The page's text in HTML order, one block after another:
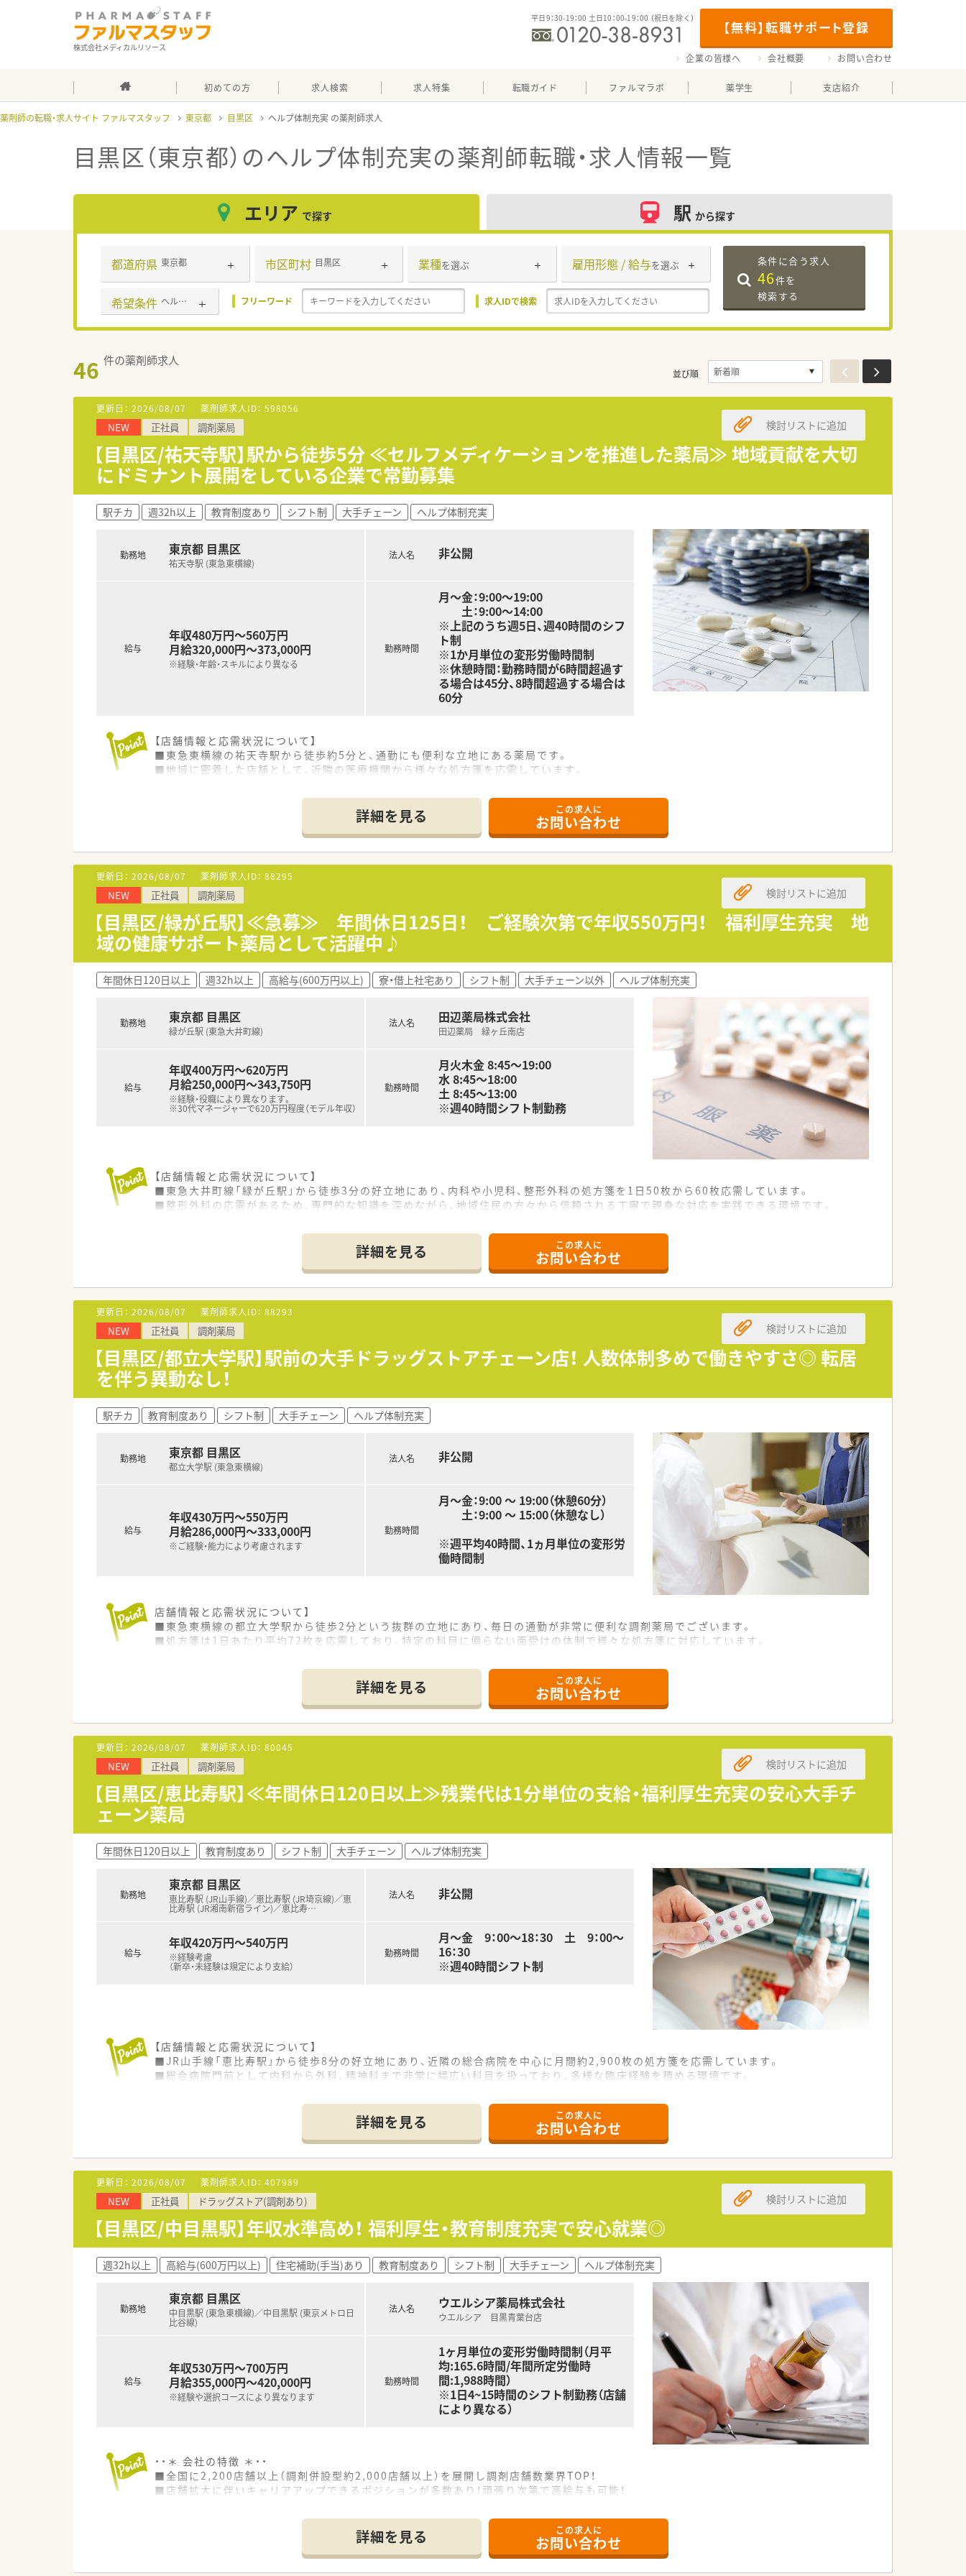
株式会社メディカルリソース
【無料】転職サポート登録
平日9：30-19：00 土日10：00-19：00 （祝日を除く）
企業の皆様へ 会社概要 お問い合わせ
初めての方 求人検索 求人特集 転職ガイド ファルマラボ 薬学生 支店紹介
薬剤師の転職・求人サイト ファルマスタッフ 東京都 目黒区 ヘルプ体制充実
目黒区（東京都）のヘルプ体制充実の薬剤師転職・求人情報一覧
エリア で探す 駅 から探す
都道府県 東京都 市区町村 目黒区 業種を選ぶ 雇用形態 / 給与を選ぶ
希望条件 ヘルプ体制充実 フリーワード 求人IDで検索
条件に合う求人
46件を
検索する
46 件の薬剤師求人
並び順
更新日： 2026/08/07 薬剤師求人ID： 598056
NEW 正社員 調剤薬局
【目黒区/祐天寺駅】駅から徒歩5分 ≪セルフメディケーションを推進した薬局≫ 地域貢献を大切
にドミナント展開をしている企業で常勤募集
検討リストに追加
駅チカ 週32h以上 教育制度あり シフト制 大手チェーン ヘルプ体制充実
勤務地 東京都 目黒区
祐天寺駅 (東急東横線)
給与
年収480万円～560万円
月給320,000円～373,000円
※経験・年齢・スキルにより異なる
法人名 非公開
勤務時間
月～金：9:00～19:00
土：9:00～14:00
※上記のうち週5日、週40時間のシフ
ト制
※1か月単位の変形労働時間制
※休憩時間：勤務時間が6時間超過す
る場合は45分、8時間超過する場合は
60分
【店舗情報と応需状況について】
■東急東横線の祐天寺駅から徒歩約5分と、通勤にも便利な立地にある薬局です。
■地域に密着した店舗として、近隣の医療機関から様々な処方箋を応需しています。
■店舗の体制強化を目的とした欠員補充として、新たな仲間を1名募集しております。
■患者様の立場に立ち、思いやりを持って丁寧なコミュニケーションが取れる方です。
■チームワークを大切にし、何事にも向上心を持って前向きに取り組める方を歓迎します。
【勤務実態について】
■1人あたりの処方箋枚数は約20枚ほどと、ゆとりをもって勤務いただけます。
■残業代は1分単位で支給され、サービス残業がないよう会社全体で取り組んでいます。
■お子様が小学校3年生を終了するまで時短勤務を延長でき、子育ても安心です。
【想定されるキャリアイメージ】
■患者様から「この人から薬をもらいたい」と頼られる薬剤師を目指すことができます。
■地域に密着した薬局で、患者様の最も身近な健康の相談役として活躍していけます。
詳細を見る この求人に
お問い合わせ
更新日： 2026/08/07 薬剤師求人ID： 88295
NEW 正社員 調剤薬局
【目黒区/緑が丘駅】≪急募≫ 年間休日125日！ ご経験次第で年収550万円！ 福利厚生充実 地
域の健康サポート薬局として活躍中♪
検討リストに追加
年間休日120日以上 週32h以上 高給与(600万円以上) 寮・借上社宅あり シフト制 大手チェーン以外 ヘルプ体制充実
勤務地 東京都 目黒区
緑が丘駅 (東急大井町線)
給与
年収400万円～620万円
月給250,000円～343,750円
※経験・役職により異なります。
※30代マネージャーで620万円程度（モデル年収）
法人名 田辺薬局株式会社
田辺薬局 緑ヶ丘南店
勤務時間
月火木金 8:45～19:00
水 8:45～18:00
土 8:45～13:00
※週40時間シフト制勤務
【店舗情報と応需状況について】
■東急大井町線「緑が丘駅」から徒歩3分の好立地にあり、内科や小児科、整形外科の処方箋を1日50枚から60枚応需しています。
■整形外科の応需があるため、専門的な知識を深めながら、地域住民の方々から信頼される丁寧で親身な対応を実践できる環境です。
■今回は欠員補充に伴う募集であり、特に在宅業務に対して前向きに取り組む意欲があり、周囲との調和を大切にできる方を求めます。
■個人の在宅経験があれば歓迎しており、将来的に管理薬剤師として店舗運営に携わりたいという熱意のある方を高く評価いたします。
■会社成長のために自身の役割を限定せず、あらゆる業務に主体性を持って取り組める、組織人としての意識が高い方を募集していま
す。
【求人情報について】
■年間休日は125日と業界内でも非常に多く設定されており、週休2日制をベースにメリハリをつけた働き方を実現することが可能で
す。
■年収は420万円から550万円の間で経験を考慮し決定され、月額基本給の14ヶ月分をベースとした年俸制を採用しております。
■住宅手当や借り上げ社宅制度など、生活を支える福利厚生が手厚く、遠方からの入職を検討されている方へのサポートも万全です。
【勤務実態について】
■平均残業時間は月7時間程度と少なく、15分単位で残業代が支給されるため、時間外労働の管理も徹底されており非常に健全です。
■有給休暇は入社3ヶ月後から付与され、店舗間の応援体制が整っているため取得率も高く、長期連休の相談もしやすい職場環境です。
■産休・育休の取得率は女性で100％を誇り、時短勤務制度の活用により多くのパパ・ママ薬剤師が第一線で活躍し続けています。
詳細を見る この求人に
お問い合わせ
更新日： 2026/08/07 薬剤師求人ID： 88293
NEW 正社員 調剤薬局
【目黒区/都立大学駅】駅前の大手ドラッグストアチェーン店！ 人数体制多めで働きやすさ◎ 転居
を伴う異動なし！
検討リストに追加
駅チカ 教育制度あり シフト制 大手チェーン ヘルプ体制充実
勤務地 東京都 目黒区
都立大学駅 (東急東横線)
給与
年収430万円～550万円
月給286,000円～333,000円
※ご経験・能力により考慮されます
法人名 非公開
勤務時間
月～金：9:00 ～ 19:00（休憩60分）
土：9:00 ～ 15:00（休憩なし）
※週平均40時間、1ヵ月単位の変形労
働時間制
店舗情報と応需状況について】
■東急東横線の都立大学駅から徒歩2分という抜群の立地にあり、毎日の通勤が非常に便利な調剤薬局でございます。
■処方箋は1日あたり平均72枚を応需しており、特定の科目に偏らない面受けの体制で様々な処方箋に対応しています。
■今後のさらなるサービス向上と店舗体制強化を見据えて、正社員として活躍していただける薬剤師を増員募集いたします。
■今回の募集では調剤業務の経験がある方を対象としており、即戦力として周囲と協力しながら勤務できる方を求めています。
■患者様に対して誠実に向き合い、地域の健康を支える医療人として自発的に行動できる方からのご応募をお待ちしています。
【職場環境と雰囲気】
■1薬局あたりの薬剤師数が平均5.5人と手厚く配置されており、ゆとりを持って日々の業務に臨める環境でございます。
■薬剤師1人あたりの平均処方箋枚数が1日18枚と少なめに抑えられており、目の前の患者様に丁寧な対応が可能です。
■監査等をしっかりと行う体制があるため、極めて安全性の高い職場環境です。
詳細を見る この求人に
お問い合わせ
更新日： 2026/08/07 薬剤師求人ID： 80045
NEW 正社員 調剤薬局
【目黒区/恵比寿駅】≪年間休日120日以上≫残業代は1分単位の支給・福利厚生充実の安心大手チ
ェーン薬局
検討リストに追加
年間休日120日以上 教育制度あり シフト制 大手チェーン ヘルプ体制充実
勤務地
東京都 目黒区
恵比寿駅 (JR山手線)／恵比寿駅 (JR埼京線)／恵
比寿駅 (JR湘南新宿ライン)／恵比寿…
給与
年収420万円～540万円
※経験考慮
（新卒・未経験は規定により支給）
法人名 非公開
勤務時間
月～金 9：00～18：30 土 9：00～
16：30
※週40時間シフト制
【店舗情報と応需状況について】
■JR山手線「恵比寿駅」から徒歩8分の好立地にあり、近隣の総合病院を中心に月間約2,900枚の処方箋を応需しています。
■総合病院門前として内科から外科、精神科まで非常に幅広い科目を扱っており、多様な臨床経験を積める環境です。
■今回は増員募集であり、特に在宅業務に興味を持ち、積極的に取り組める方を求めています。
■患者様との信頼関係を重視しているため、誠実で丁寧なコミュニケーションが取れる経験者の方を全国から幅広く募集しています。
■「5年、10年先も活躍できる薬剤師」を目指し、自ら意欲的に研修制度を活用して成長していきたいという方を歓迎いたします。
【勤務実態について】
■年間の休日は123日と業界内でも多く、夏季休暇3日や冬季休暇5日など、季節ごとのリフレッシュ休暇もしっかり確保されています。
■残業は月平均10時間程度と少なく、支給は1分単位で行われます。
■有給休暇の初年度付与は13日と多く、薬剤師の取得率も向上しており、オンとオフの切り替えを重視した働き方が可能です。
【職場環境と雰囲気】
■ピッキングシステム「ミスゼロ子」等の自動化設備を導入しており、安全性の確保と業務の効率化を高い次元で両立させています。
■事務スタッフがレセコン入力などを担当する体制が整っているため、薬剤師は本来の専門業務である服薬指導に集中できる環境です。
■年1回の上長面談があり、日頃の悩みや将来のキャリア形成について直接相談できるため、風通しが良く、前向きに働ける職場です。
詳細を見る この求人に
お問い合わせ
更新日： 2026/08/07 薬剤師求人ID： 407989
NEW 正社員 ドラッグストア(調剤あり)
【目黒区/中目黒駅】年収水準高め！ 福利厚生・教育制度充実で安心就業◎
検討リストに追加
週32h以上 高給与(600万円以上) 住宅補助(手当)あり 教育制度あり シフト制 大手チェーン ヘルプ体制充実
勤務地
東京都 目黒区
中目黒駅 (東急東横線)／中目黒駅 (東京メトロ日
比谷線)
給与
年収530万円～700万円
月給355,000円～420,000円
※経験や選択コースにより異なります
法人名 ウエルシア薬局株式会社
ウエルシア 目黒青葉台店
勤務時間
1ヶ月単位の変形労働時間制（月平
均:165.6時間/年間所定労働時
間:1,988時間）
※1日4~15時間のシフト制勤務（店舗
により異なる）
・・＊ 会社の特徴 ＊・・
■全国に2,200店舗以上（調剤併設型約2,000店舗以上）を展開し調剤店舗数業界TOP！
■店舗拡大に伴いキャリアアップできるポジションが多数あり！頑張り次第で高給与も可能！
■職種や職域に合わせ、豊富な社内研修や外部組織と連携した研修を用意されています
■薬剤師が中心の会社だからこそ活躍できるキャリアパスが多種多様に用意されています。
■店舗拡大に伴い、エリアマネジャーや営業部長等のマネジメントのポジションも増えます。
■在宅や教育等の専門性を活かせるスペシャリストを目指すことも可能です。
詳細を見る この求人に
お問い合わせ